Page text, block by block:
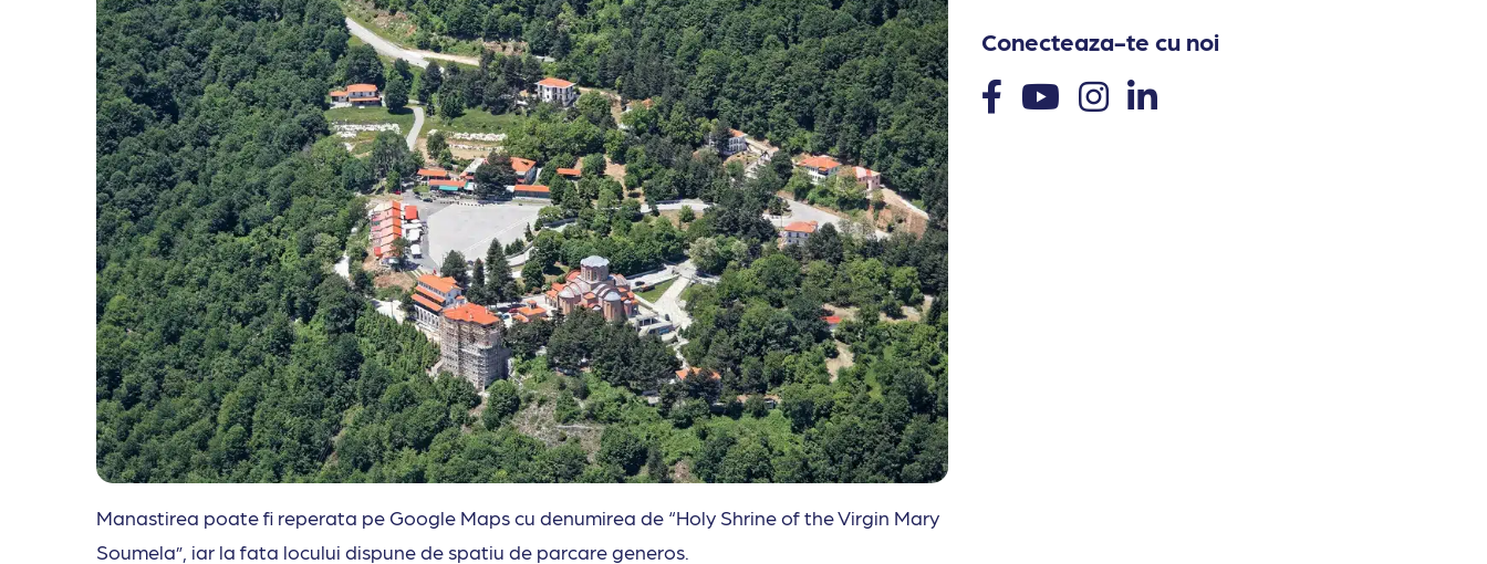
Manastirea poate fi reperata pe Google Maps cu denumirea de “Holy Shrine of the Virgin Mary
Soumela”, iar la fata locului dispune de spatiu de parcare generos.
Conecteaza-te cu noi